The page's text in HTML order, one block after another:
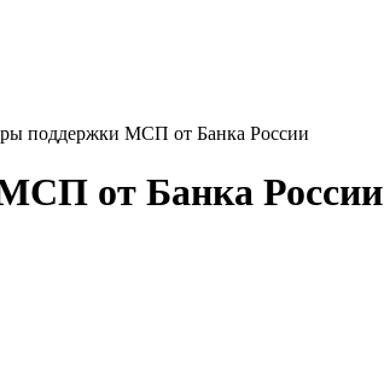
поддержки МСП от Банка России
от Банка России